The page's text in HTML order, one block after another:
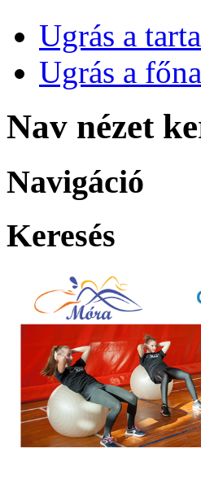
Ugrás a
Ugrás a
Nav nézet
Navigáció
Keresés